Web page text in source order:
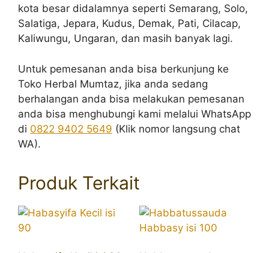
kota besar didalamnya seperti Semarang, Solo,
Salatiga, Jepara, Kudus, Demak, Pati, Cilacap,
Kaliwungu, Ungaran, dan masih banyak lagi.
Untuk pemesanan anda bisa berkunjung ke
Toko Herbal Mumtaz, jika anda sedang
berhalangan anda bisa melakukan pemesanan
anda bisa menghubungi kami melalui WhatsApp
di 0822 9402 5649 (Klik nomor langsung chat
WA).
Produk Terkait